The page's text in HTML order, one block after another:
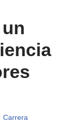
Carrera